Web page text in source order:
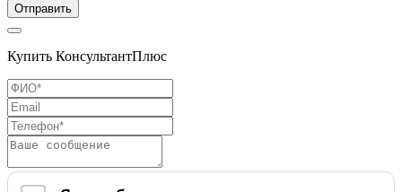
Отправить
Купить КонсультантПлюс